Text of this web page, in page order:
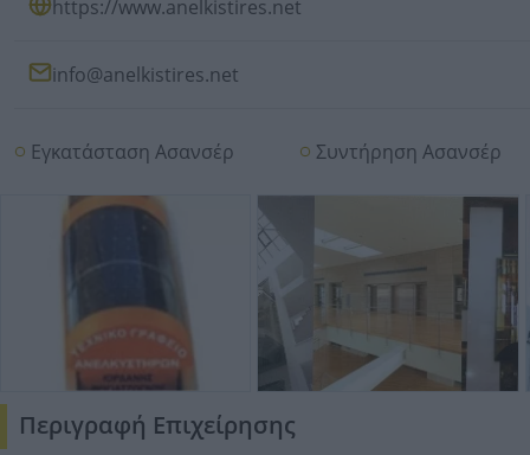
https://www.anelkistires.net
info@anelkistires.net
Εγκατάσταση Ασανσέρ Συντήρηση Ασανσέρ
Περιγραφή Επιχείρησης